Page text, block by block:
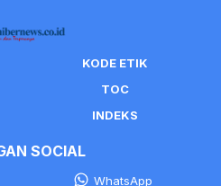
KODE ETIK
TOC
INDEKS
SOCIAL
WhatsApp